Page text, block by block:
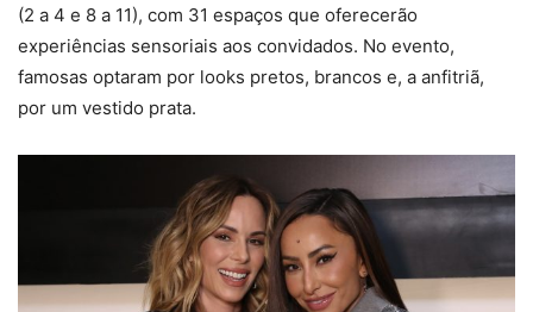
(2 a 4 e 8 a 11), com 31 espaços que oferecerão
experiências sensoriais aos convidados. No evento,
famosas optaram por looks pretos, brancos e, a anfitriã,
por um vestido prata.